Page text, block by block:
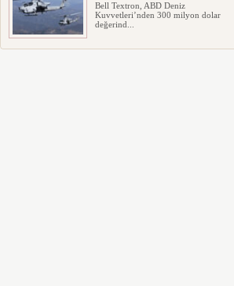
Bell Textron, ABD Deniz
Kuvvetleri’nden 300 milyon dolar
değerind...
Hitit Bilişim 500’de Sektörel Yazılım